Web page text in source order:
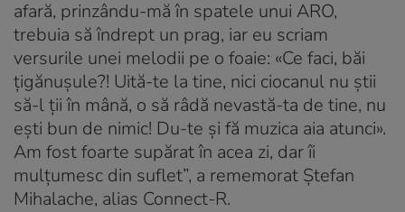
afară, prinzându-mă în spatele unui ARO,
trebuia să îndrept un prag, iar eu scriam
versurile unei melodii pe o foaie: «Ce faci, băi
țigănușule?! Uită-te la tine, nici ciocanul nu știi
să-l ții în mână, o să râdă nevastă-ta de tine, nu
ești bun de nimic! Du-te și fă muzica aia atunci».
Am fost foarte supărat în acea zi, dar îi
mulțumesc din suflet”, a rememorat Ștefan
Mihalache, alias Connect-R.